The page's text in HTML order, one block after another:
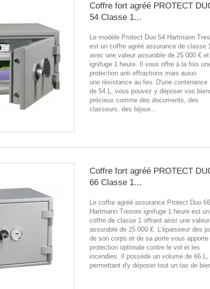
Coffre fort agréé PROTECT
54 Classe 1...
Le modèle Protect Duo 54 Hartmann
est un coffre agréé assurance de classe 1,
avec une valeur assurable de 25 000 €
ignifuge 1 heure. Il vous offre à la fois
protection anti effractions mais aussi
une résistance au feu. D'une contenance
de 54 L, vous pouvez y déposer vos
précieux comme des documents, des
classeurs, des bijoux...
Coffre fort agréé PROTECT
66 Classe 1...
Le coffre agréé assurance Protect Duo 66
Hartmann Tresore ignifuge 1 heure est un
coffre de classe 1 offrant ainsi une valeur
assurable de 25 000 €. L'épaisseur des
de son corps et de sa porte vous apporte
protection optimale contre le vol et les
incendies. Il possède un volume de 66 L,
permettant d'y déposer tout un tas de